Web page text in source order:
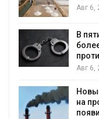
Авг 6,
В
Авг 6,
на